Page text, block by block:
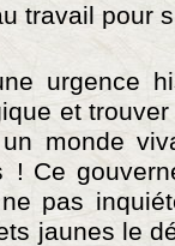
travail pour
urgence
et
monde
Ce
pas
jaunes le